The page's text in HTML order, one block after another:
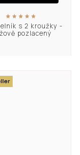
s 2 kroužky -
pozlacený